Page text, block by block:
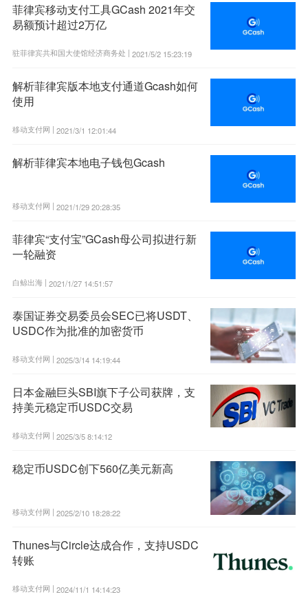
菲律宾移动支付工具GCash 2021年交
易额预计超过2万亿
驻菲律宾共和国大使馆经济商务处 | 2021/5/2 15:23:19
解析菲律宾版本地支付通道Gcash如何
使用
移动支付网 | 2021/3/1 12:01:44
解析菲律宾本地电子钱包Gcash
移动支付网 | 2021/1/29 20:28:35
菲律宾“支付宝”GCash母公司拟进行新
一轮融资
白鲸出海 | 2021/1/27 14:51:57
泰国证券交易委员会SEC已将USDT、
USDC作为批准的加密货币
移动支付网 | 2025/3/14 14:19:44
日本金融巨头SBI旗下子公司获牌，支
持美元稳定币USDC交易
移动支付网 | 2025/3/5 8:14:12
稳定币USDC创下560亿美元新高
移动支付网 | 2025/2/10 18:28:22
Thunes与Circle达成合作，支持USDC
转账
移动支付网 | 2024/11/1 14:14:23